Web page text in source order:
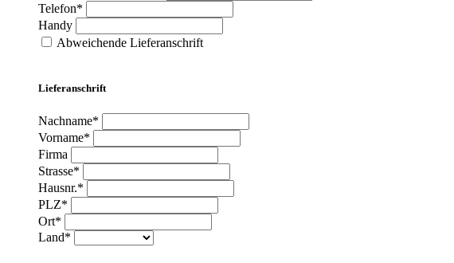
Telefon*
Handy
Abweichende Lieferanschrift
Lieferanschrift
Nachname*
Vorname*
Firma
Strasse*
Hausnr.*
PLZ*
Ort*
Land*